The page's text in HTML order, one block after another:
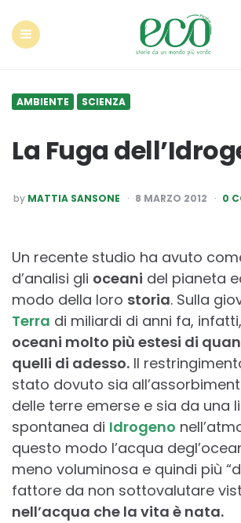
AMBIENTE SCIENZA
La Fuga
POSTED
BY
by MATTIA SANSONE 8 MARZO 2012 0
Un recente studio ha avuto
d’analisi gli oceani del pianeta
modo della loro storia. Sulla
Terra di miliardi di anni fa,
oceani molto più estesi di
quelli di adesso. Il
stato dovuto sia
delle terre emerse e sia da una
spontanea di Idrogeno
questo modo l’acqua
meno voluminosa e quindi più
fattore da non sottovalutare
nell’acqua che la vita è nata.